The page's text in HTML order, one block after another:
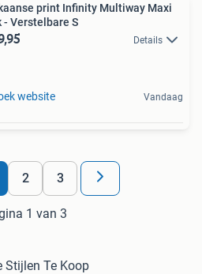
print Infinity Multiway Maxi
- Verstelbare S
Details
website Vandaag
2 3
1 van 3
Stijlen Te Koop